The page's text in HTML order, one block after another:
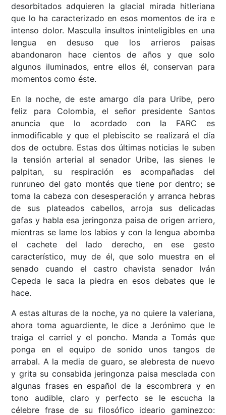
desorbitados adquieren la glacial mirada hitleriana
que lo ha caracterizado en esos momentos de ira e
intenso dolor. Masculla insultos ininteligibles en una
lengua en desuso que los arrieros paisas
abandonaron hace cientos de años y que solo
algunos iluminados, entre ellos él, conservan para
momentos como éste.
En la noche, de este amargo día para Uribe, pero
feliz para Colombia, el señor presidente Santos
anuncia que lo acordado con la FARC es
inmodificable y que el plebiscito se realizará el día
dos de octubre. Estas dos últimas noticias le suben
la tensión arterial al senador Uribe, las sienes le
palpitan, su respiración es acompañadas del
runruneo del gato montés que tiene por dentro; se
toma la cabeza con desesperación y arranca hebras
de sus plateados cabellos, arroja sus delicadas
gafas y habla esa jeringonza paisa de origen arriero,
mientras se lame los labios y con la lengua abomba
el cachete del lado derecho, en ese gesto
característico, muy de él, que solo muestra en el
senado cuando el castro chavista senador Iván
Cepeda le saca la piedra en esos debates que le
hace.
A estas alturas de la noche, ya no quiere la valeriana,
ahora toma aguardiente, le dice a Jerónimo que le
traiga el carriel y el poncho. Manda a Tomás que
ponga en el equipo de sonido unos tangos de
arrabal. A la media de guaro, se alebresta de nuevo
y grita su consabida jeringonza paisa mesclada con
algunas frases en español de la escombrera y en
tono audible, claro y perfecto se le escucha la
célebre frase de su filosófico ideario gaminezco: